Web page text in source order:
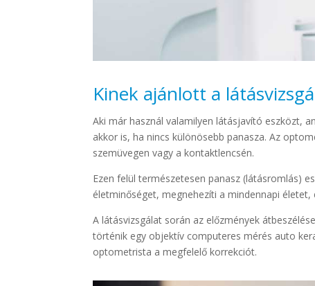
Kinek ajánlott a
Aki már használ valamilyen látásjavító eszközt,
akkor is, ha nincs különösebb panasza. Az
szemüvegen vagy a kontaktlencsén.
Ezen felül természetesen panasz (látásromlás)
életminőséget, megnehezíti a mindennapi
A látásvizsgálat során az előzmények
történik egy objektív computeres mérés auto
optometrista a megfelelő korrekciót.